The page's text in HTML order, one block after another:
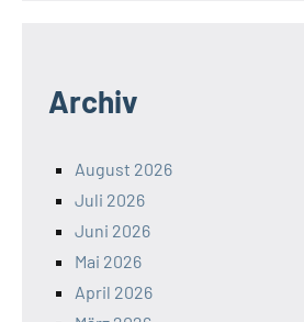
Archiv
August 2026
Juli 2026
Juni 2026
Mai 2026
April 2026